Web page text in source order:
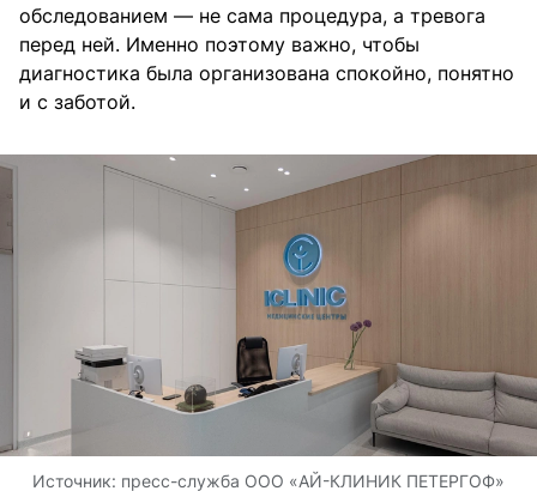
обследованием — не сама процедура, а тревога
перед ней. Именно поэтому важно, чтобы
диагностика была организована спокойно, понятно
и с заботой.
Источник: пресс-служба ООО «АЙ-КЛИНИК ПЕТЕРГОФ»